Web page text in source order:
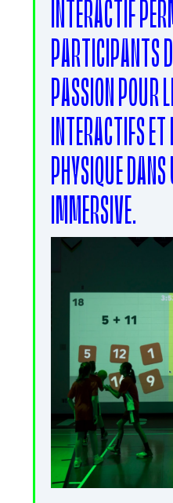
INTERACTIF
PARTICIPANTS
PASSION POUR
INTERACTIFS
PHYSIQUE
IMMERSIVE.